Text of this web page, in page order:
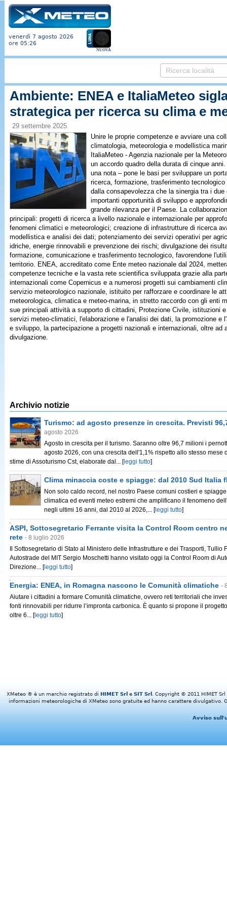
venerdì 7 agosto 2026
ore 05:26
NUOVA
Ambiente: ENEA e ItaliaMeteo
strategica per ricerca su clima e
29 settembre 2025
Unire le proprie competenze e avviare una
climatologia, meteorologia e modellistica
ItaliaMeteo - Agenzia nazionale per la
un accordo quadro della durata di cinque
una nota – pone le basi per sviluppare un
ricerca, formazione, trasferimento
dalla consapevolezza che la sinergia tra i due
importanti opportunità di sviluppo e
grande rilevanza per il Paese. La
principali: progetti di ricerca a livello nazionale e internazionale per
fenomeni climatici e meteorologici; creazione di infrastrutture di ricerca
modellistica e analisi dei dati; potenziamento dei servizi operativi per
idriche, energie rinnovabili e prevenzione dei rischi; divulgazione dei
formazione, comunicazione e trasferimento tecnologico, favorendone
territorio. ENEA, accreditato come Ente meteo nazionale dal 2024,
competenze tecniche e la vasta rete scientifica sviluppata grazie alla
internazionali come Copernicus e a numerosi progetti sui cambiamenti
servizio meteorologico nazionale, istituito per rafforzare e coordinare le
meteorologica, climatica e meteo-marina, in stretto raccordo con gli enti
sue principali attività a supporto di cittadini, Protezione Civile, istituzioni
servizi meteo-climatici, l'elaborazione e l'analisi dei dati, la promozione e
e sviluppo, la partecipazione a progetti nazionali e internazionali, oltre ad
divulgazione.
Archivio notizie
Turismo: ad agosto presenze in crescita. Previsti
agosto 2026
Agosto in crescita per il turismo. Saranno oltre 96,7 milioni i
agosto 2026, con una crescita dell'1,1% rispetto allo stesso mese
stime di Assoturismo Cst, elaborate dal... [leggi tutto]
Clima minaccia coste e spiagge: dal 2010 Sud Italia
Non solo caldo record, nel nostro Paese comuni costieri e
climatica ed eventi meteo estremi che amplificano il fenomeno
negli ultimi 16 anni, dal 2010 al 2026,... [leggi tutto]
ASPI, Sottosegretario Ferrante visita la Control Room centro
rete - 8 luglio 2026
Il Sottosegretario di Stato al Ministero delle Infrastrutture e dei Trasporti,
Autostrade del MIT Sergio Moschetti hanno visitato oggi la Control Room di
Direzione... [leggi tutto]
Energia: ENEA, in Romagna nascono le Comunità climatiche -
Aiutare i cittadini a formare Comunità climatiche, ovvero reti territoriali che
fonti rinnovabili per ridurre l’impronta carbonica. È quanto si propone il
oltre 6... [leggi tutto]
XMeteo ® è un marchio registrato di HIMET Srl e SIT Srl
. Copyright © 2011 HIMET
informazioni meteorologiche di XMeteo sono gratuite ed hanno carattere divulgativo.
Avviso